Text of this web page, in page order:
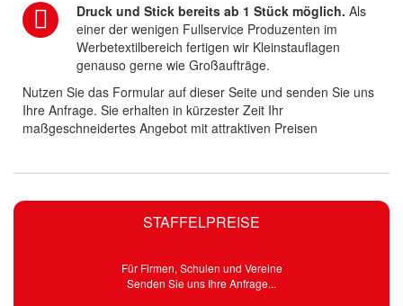
STAFFELPREISE
Für Firmen, Schulen und Vereine
Senden Sie uns Ihre Anfrage...
Druck und Stick bereits ab 1 Stück möglich. Als
einer der wenigen Fullservice Produzenten im
Werbetextilbereich fertigen wir Kleinstauflagen
genauso gerne wie Großaufträge.
Nutzen Sie das Formular auf dieser Seite und senden Sie uns
Ihre Anfrage. Sie erhalten in kürzester Zeit Ihr
maßgeschneidertes Angebot mit attraktiven Preisen